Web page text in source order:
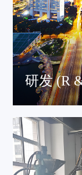
研发 (R
公司与被誉为